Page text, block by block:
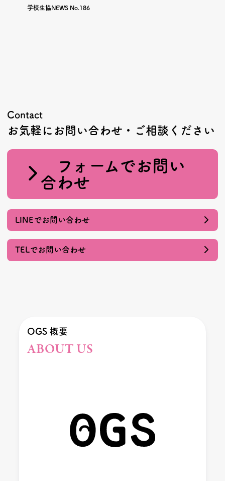
学校生協NEWS No.186
Contact
お気軽にお問い合わせ・ご相談ください
フォームでお問い
合わせ
LINEでお問い合わせ
TELでお問い合わせ
OGS 概要
ABOUT US